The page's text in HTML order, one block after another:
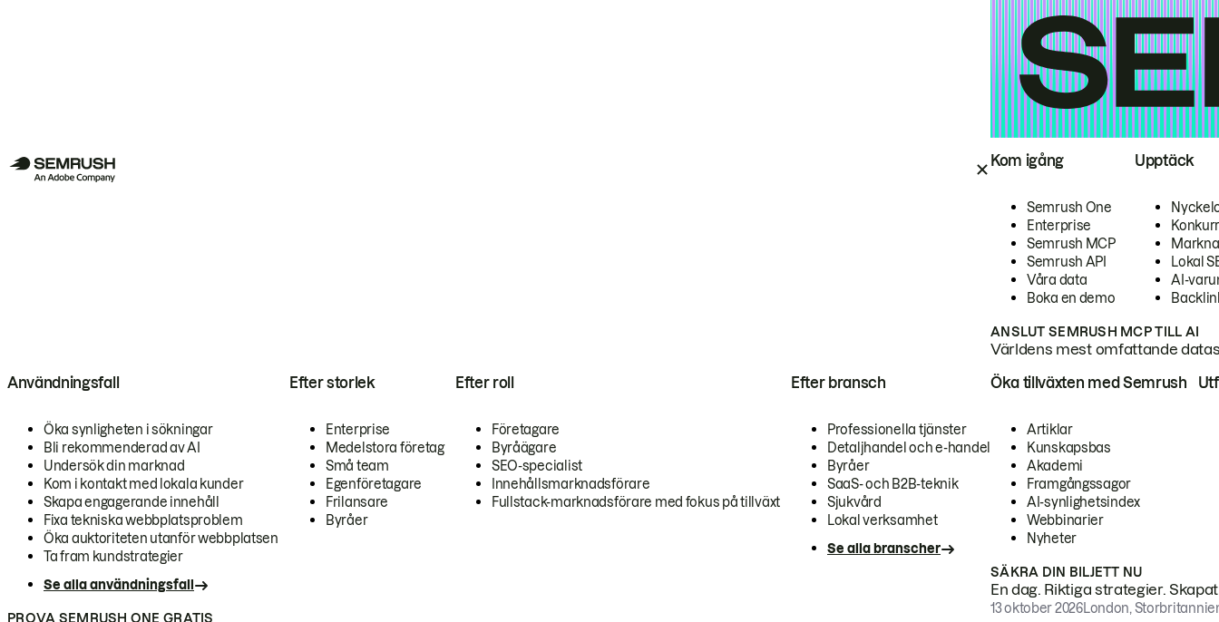
Kom igång
Semrush One
Enterprise
Semrush MCP
Semrush API
Våra data
Boka en demo
Upptäck
Lokal
AI-
ANSLUT SEMRUSH MCP TILL AI
Världens mest omfattande
Användningsfall
Öka synligheten i sökningar
Bli rekommenderad av AI
Undersök din marknad
Kom i kontakt med lokala kunder
Skapa engagerande innehåll
Fixa tekniska webbplatsproblem
Öka auktoriteten utanför webbplatsen
Ta fram kundstrategier
Se alla användningsfall
Efter storlek
Enterprise
Medelstora företag
Små team
Egenföretagare
Frilansare
Byråer
Efter roll
Företagare
Byråägare
SEO-specialist
Innehållsmarknadsförare
Fullstack-marknadsförare med fokus på tillväxt
Efter bransch
Professionella tjänster
Detaljhandel och e-handel
Byråer
SaaS- och B2B-teknik
Sjukvård
Lokal verksamhet
Se alla branscher
PROVA SEMRUSH ONE GRATIS
Öka tillväxten med Semrush
Artiklar
Kunskapsbas
Akademi
Framgångssagor
AI-synlighetsindex
Webbinarier
Nyheter
SÄKRA DIN BILJETT NU
En dag. Riktiga strategier.
13 oktober 2026London,